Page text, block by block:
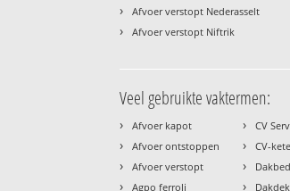
› Afvoer verstopt Nederasselt
› Afvoer verstopt Niftrik
Veel gebruikte vaktermen:
› Afvoer kapot
› Afvoer ontstoppen
› Afvoer verstopt
› Agpo ferroli
› CV
› CV-
›
›